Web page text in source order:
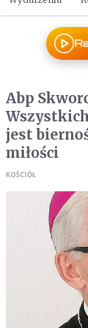
Abp
jest
miłości
KOŚCIÓŁ